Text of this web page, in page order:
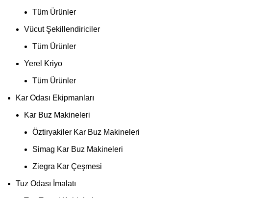
Tüm Ürünler
Vücut Şekillendiriciler
Tüm Ürünler
Yerel Kriyo
Tüm Ürünler
Kar Odası Ekipmanları
Kar Buz Makineleri
Öztiryakiler Kar Buz Makineleri
Simag Kar Buz Makineleri
Ziegra Kar Çeşmesi
Tuz Odası İmalatı